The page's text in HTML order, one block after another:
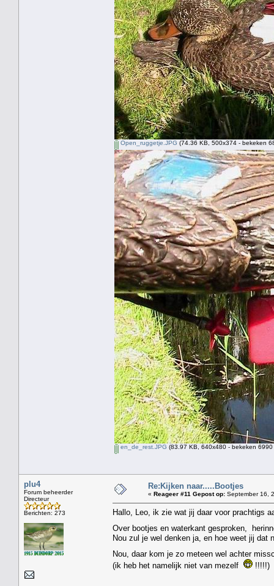
Open_ruggetje.JPG (74.36 KB, 500x374 - bekeken
en_de_rest.JPG (83.97 KB, 640x480 - bekeken 6990
plu4
Forum beheerder
Directeur
Berichten: 273
Re:Kijken naar.....Bootjes
« Reageer #11 Gepost op: September 16,
Hallo, Leo, ik zie wat jij daar voor prachtigs
Over bootjes en waterkant gesproken,
Nou zul je wel denken ja, en hoe weet jij dat
Nou, daar kom je zo meteen wel achter
(ik heb het namelijk niet van mezelf
!!!!!)